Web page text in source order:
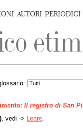
AUTORI PERIODICI
Il registro di San
, vedi -> Leare